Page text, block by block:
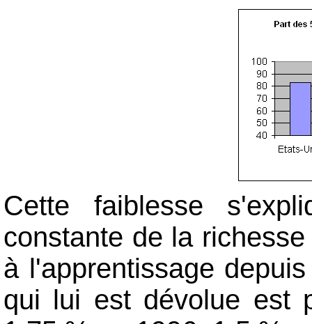
Cette faiblesse
constante de la
à l'apprentissage
qui lui est dévolue est